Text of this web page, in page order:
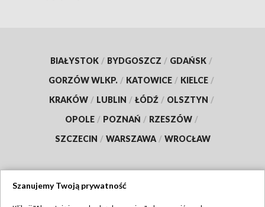
BIAŁYSTOK / BYDGOSZCZ / GDAŃSK /
GORZÓW WLKP. / KATOWICE / KIELCE /
KRAKÓW / LUBLIN / ŁÓDŹ / OLSZTYN /
OPOLE / POZNAŃ / RZESZÓW /
SZCZECIN / WARSZAWA / WROCŁAW
Szanujemy Twoją prywatność